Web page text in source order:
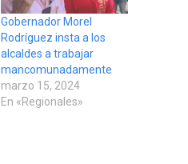
Gobernador Morel
Rodríguez insta a los
alcaldes a trabajar
mancomunadamente
marzo 15, 2024
En «Regionales»